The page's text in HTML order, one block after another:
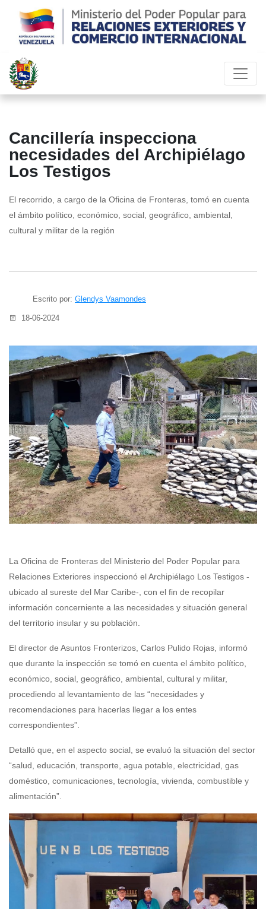
Cancillería inspecciona
necesidades del Archipiélago
Los Testigos
El recorrido, a cargo de la Oficina de Fronteras, tomó en cuenta
el ámbito político, económico, social, geográfico, ambiental,
cultural y militar de la región
Escrito por: Glendys Vaamondes
18-06-2024
La Oficina de Fronteras del Ministerio del Poder Popular para
Relaciones Exteriores inspeccionó el Archipiélago Los Testigos -
ubicado al sureste del Mar Caribe-, con el fin de recopilar
información concerniente a las necesidades y situación general
del territorio insular y su población.
El director de Asuntos Fronterizos, Carlos Pulido Rojas, informó
que durante la inspección se tomó en cuenta el ámbito político,
económico, social, geográfico, ambiental, cultural y militar,
procediendo al levantamiento de las “necesidades y
recomendaciones para hacerlas llegar a los entes
correspondientes”.
Detalló que, en el aspecto social, se evaluó la situación del sector
“salud, educación, transporte, agua potable, electricidad, gas
doméstico, comunicaciones, tecnología, vivienda, combustible y
alimentación”.